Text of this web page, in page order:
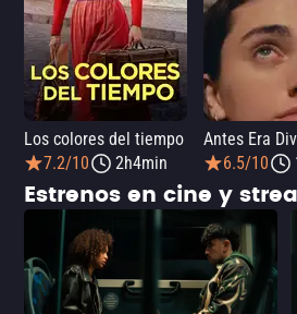
Los colores del tiempo
7.2/10
2h4min
Antes Era
6.5/10
Estrenos en cine y